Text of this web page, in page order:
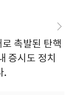
촉발된 탄핵
증시도 정치
.